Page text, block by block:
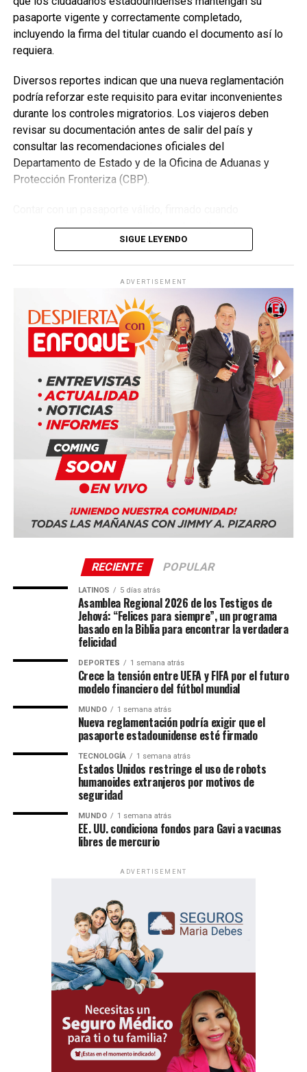
la vida de quienes las aplican.
Durante los tres días, los asistentes podrán disfrutar de
discursos basados en la Biblia, entrevistas, videos cortos
la vida diaria.
Las fechas, horarios y sedes de cada asamblea regional
pueden consultarse mediante el Buscador de Asambleas
Regionales disponible en el sitio oficial JW.ORG, donde
también se encuentra el programa completo del evento.
Como parte del programa mundial de 2026, los Testigos
delegados compartirán un mismo programa basado en la
Biblia bajo el lema “Felices para siempre”.
Entre las ciudades anfitrionas confirmadas se encuentran:
Bucarest, Rumania
Ciudad de Panamá, Panamá (Panama Convention
Quito, Ecuador
Sevilla, España
La serie mundial también incluye sedes en Costa Rica,
Portugal, Sudáfrica y Tailandia.
Un evento de alcance mundial
Las Asambleas Regionales “Felices para siempre” se
celebran en más de 230 países, mediante la organización
de más de 6,000 asambleas presentadas en más de 500
Por su parte, las Asambleas Internacionales ofrecerán el
permitiendo que personas de diversas culturas e idiomas
participen de un mismo contenido bíblico.
Además del programa espiritual, los delegados
internacionales participarán en actividades de predicación
local y en oportunidades de intercambio de ánimo con
hermanos de distintas partes del mundo.
Al igual que las asambleas regionales, la entrada a todas
las asambleas internacionales es completamente gratuita
y no se realizan colectas de dinero.
pasaporte vigente y correctamente completado,
incluyendo la firma del titular cuando el documento así lo
requiera.
Diversos reportes indican que una nueva reglamentación
podría reforzar este requisito para evitar inconvenientes
durante los controles migratorios. Los viajeros deben
revisar su documentación antes de salir del país y
consultar las recomendaciones oficiales del
Departamento de Estado y de la Oficina de Aduanas y
Protección Fronteriza (CBP).
corresponda y en buen estado puede evitar retrasos o
problemas durante el ingreso a Estados Unidos.
SIGUE LEYENDO
ADVERTISEMENT
RECIENTE POPULAR
LATINOS 5 días atrás
Asamblea Regional 2026 de los Testigos de
Jehová: “Felices para siempre”, un programa
basado en la Biblia para encontrar la verdadera
felicidad
DEPORTES 1 semana atrás
Crece la tensión entre UEFA y FIFA por el futuro
modelo financiero del fútbol mundial
MUNDO 1 semana atrás
Nueva reglamentación podría exigir que el
pasaporte estadounidense esté firmado
TECNOLOGÍA 1 semana atrás
Estados Unidos restringe el uso de robots
humanoides extranjeros por motivos de
seguridad
MUNDO 1 semana atrás
EE. UU. condiciona fondos para Gavi a vacunas
libres de mercurio
ADVERTISEMENT